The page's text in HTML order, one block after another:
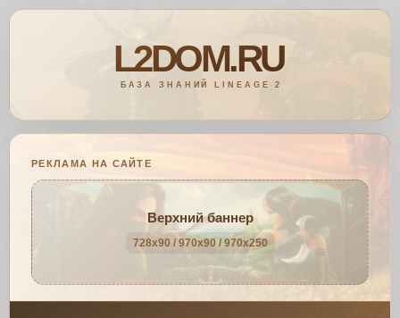
РЕКЛАМА НА САЙТЕ
Верхний баннер
728x90 / 970x90 / 970x250